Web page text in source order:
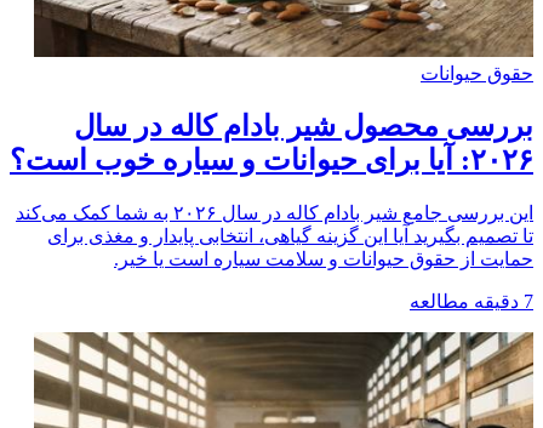
حقوق حیوانات
بررسی محصول شیر بادام کاله در سال
۲۰۲۶: آیا برای حیوانات و سیاره خوب است؟
این بررسی جامع شیر بادام کاله در سال ۲۰۲۶ به شما کمک می‌کند
تا تصمیم بگیرید آیا این گزینه گیاهی، انتخابی پایدار و مغذی برای
حمایت از حقوق حیوانات و سلامت سیاره است یا خیر.
7 دقیقه مطالعه